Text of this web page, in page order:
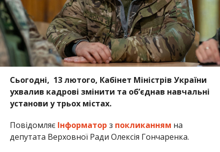
Сьогодні, 13 лютого, Кабінет Міністрів України
ухвалив кадрові змінити та об’єднав навчальні
установи у трьох містах.
Повідомляє Інформатор з покликанням на
депутата Верховної Ради Олексія Гончаренка.